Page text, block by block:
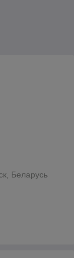
Беларусь